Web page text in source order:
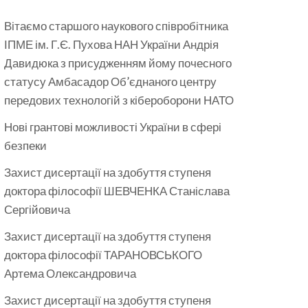
Вітаємо старшого наукового співробітника
ІПМЕ ім. Г.Є. Пухова НАН України Андрія
Давидюка з присудженням йому почесного
статусу Амбасадор Об’єднаного центру
передових технологій з кібероборони НАТО
Нові грантові можливості України в сфері
безпеки
Захист дисертації на здобуття ступеня
доктора філософії ШЕВЧЕНКА Станіслава
Сергійовича
Захист дисертації на здобуття ступеня
доктора філософії ТАРАНОВСЬКОГО
Артема Олександровича
Захист дисертації на здобуття ступеня